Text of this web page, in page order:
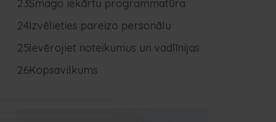
Smago iekārtu programmatūra
Izvēlieties pareizo personālu
Ievērojiet noteikumus un vadlīnijas
Kopsavilkums